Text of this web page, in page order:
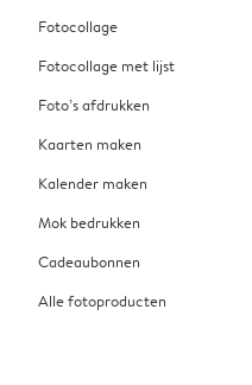
Fotocollage
Fotocollage met lijst
Foto’s afdrukken
Kaarten maken
Kalender maken
Mok bedrukken
Cadeaubonnen
Alle fotoproducten